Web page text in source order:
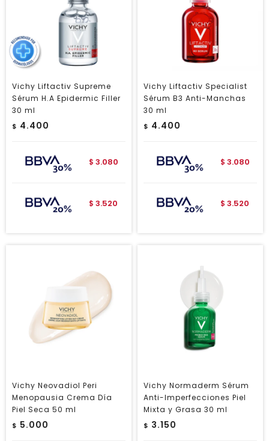
Vichy Liftactiv Supreme
Sérum H.A Epidermic Filler
30 ml
$ 4.400
$ 3.080
$ 3.520
Vichy Liftactiv Specialist
Sérum B3 Anti-Manchas
30 ml
$ 4.400
$ 3.080
$ 3.520
Vichy Neovadiol Peri
Menopausia Crema Día
Piel Seca 50 ml
$ 5.000
Vichy Normaderm Sérum
Anti-Imperfecciones Piel
Mixta y Grasa 30 ml
$ 3.150